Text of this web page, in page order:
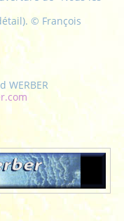
© François
WERBER